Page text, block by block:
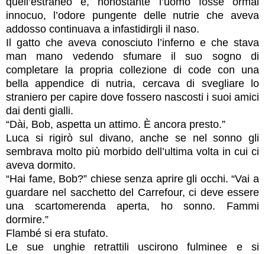
innocuo, l’odore pungente delle nutrie che aveva
addosso continuava a infastidirgli il naso.
Il gatto che aveva conosciuto l’inferno e che stava
man mano vedendo sfumare il suo sogno di
completare la propria collezione di code con una
bella appendice di nutria, cercava di svegliare lo
straniero per capire dove fossero nascosti i suoi amici
dai denti gialli.
“Dài, Bob, aspetta un attimo. È ancora presto.”
Luca si rigirò sul divano, anche se nel sonno gli
sembrava molto più morbido dell’ultima volta in cui ci
aveva dormito.
“Hai fame, Bob?” chiese senza aprire gli occhi. “Vai a
guardare nel sacchetto del Carrefour, ci deve essere
una scartomerenda aperta, ho sonno. Fammi
dormire.”
Flambé si era stufato.
Le sue unghie retrattili uscirono fulminee e si